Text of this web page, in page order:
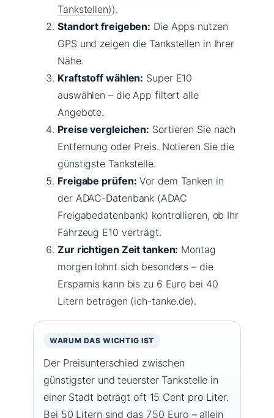
Tankstellen)).
Standort freigeben: Die Apps nutzen
GPS und zeigen die Tankstellen in Ihrer
Nähe.
Kraftstoff wählen: Super E10
auswählen – die App filtert alle
Angebote.
Preise vergleichen: Sortieren Sie nach
Entfernung oder Preis. Notieren Sie die
günstigste Tankstelle.
Freigabe prüfen: Vor dem Tanken in
der ADAC-Datenbank (ADAC
Freigabedatenbank) kontrollieren, ob Ihr
Fahrzeug E10 verträgt.
Zur richtigen Zeit tanken: Montag
morgen lohnt sich besonders – die
Ersparnis kann bis zu 6 Euro bei 40
Litern betragen (ich-tanke.de).
WARUM DAS WICHTIG IST
Der Preisunterschied zwischen
günstigster und teuerster Tankstelle in
einer Stadt beträgt oft 15 Cent pro Liter.
Bei 50 Litern sind das 7,50 Euro – allein